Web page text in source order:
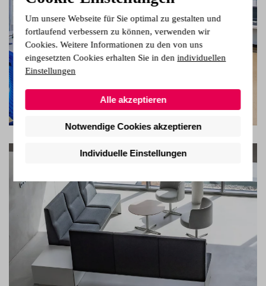
Um unsere Webseite für Sie optimal zu gestalten und
fortlaufend verbessern zu können, verwenden wir
Cookies. Weitere Informationen zu den von uns
eingesetzten Cookies erhalten Sie in denindividuellen
Einstellungen
Alle akzeptieren
Notwendige Cookies akzeptieren
Individuelle Einstellungen